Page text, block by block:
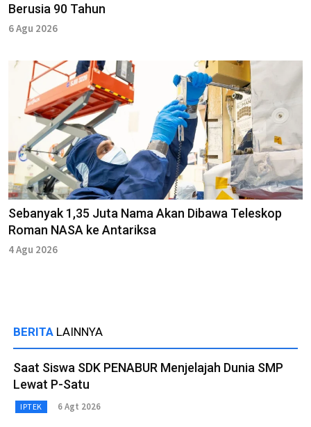
Berusia 90 Tahun
6 Agu 2026
Sebanyak 1,35 Juta Nama Akan Dibawa Teleskop
Roman NASA ke Antariksa
4 Agu 2026
BERITA LAINNYA
Saat Siswa SDK PENABUR Menjelajah Dunia SMP
Lewat P-Satu
IPTEK 6 Agt 2026